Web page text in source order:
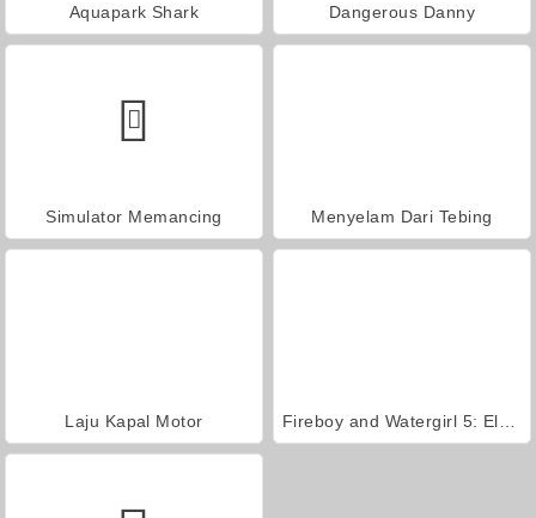
Aquapark Shark Dangerous Danny
Simulator Memancing Menyelam Dari Tebing
Laju Kapal Motor